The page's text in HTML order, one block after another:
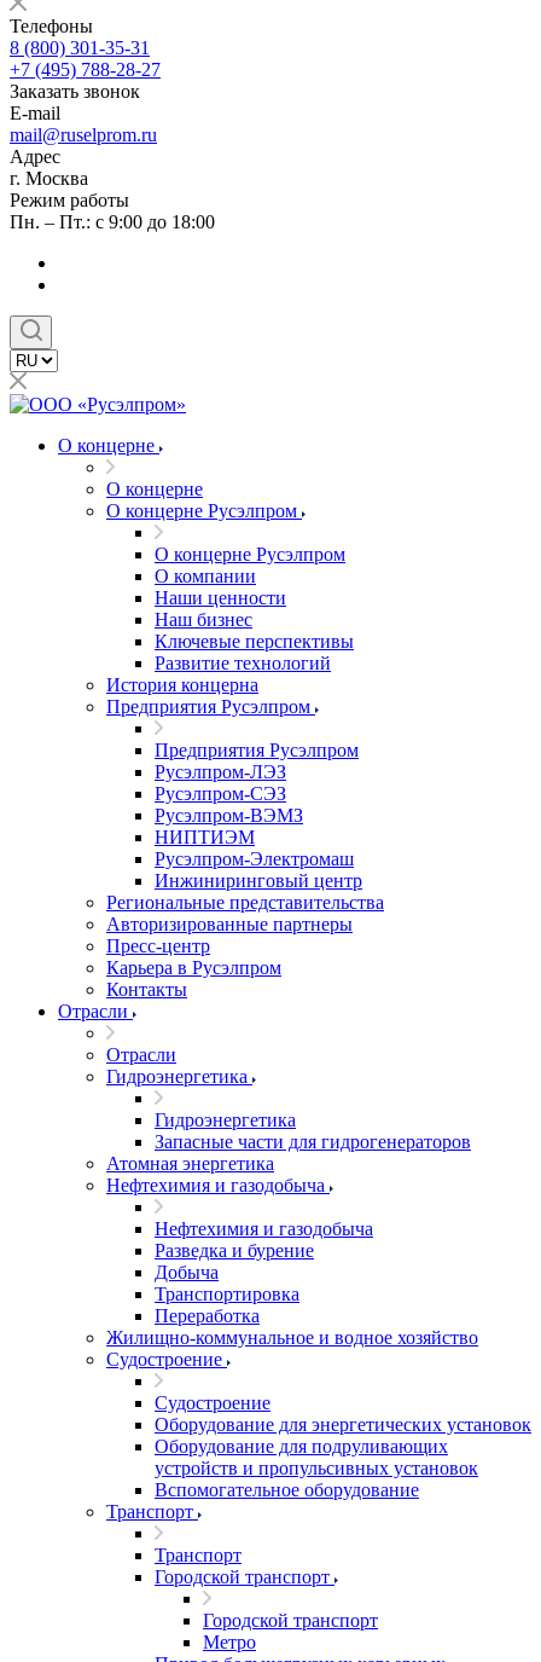
Телефоны
8 (800) 301-35-31
+7 (495) 788-28-27
Заказать звонок
E-mail
mail@ruselprom.ru
Адрес
г. Москва
Режим работы
Пн. – Пт.: с 9:00 до 18:00
О концерне
О концерне
О концерне Русэлпром
О концерне Русэлпром
О компании
Наши ценности
Наш бизнес
Ключевые перспективы
Развитие технологий
История концерна
Предприятия Русэлпром
Предприятия Русэлпром
Русэлпром-ЛЭЗ
Русэлпром-СЭЗ
Русэлпром-ВЭМЗ
НИПТИЭМ
Русэлпром-Электромаш
Инжиниринговый центр
Региональные представительства
Авторизированные партнеры
Пресс-центр
Карьера в Русэлпром
Контакты
Отрасли
Отрасли
Гидроэнергетика
Гидроэнергетика
Запасные части для гидрогенераторов
Атомная энергетика
Нефтехимия и газодобыча
Нефтехимия и газодобыча
Разведка и бурение
Добыча
Транспортировка
Переработка
Жилищно-коммунальное и водное хозяйство
Судостроение
Судостроение
Оборудование для энергетических установок
Оборудование для подруливающих
устройств и пропульсивных установок
Вспомогательное оборудование
Транспорт
Транспорт
Городской транспорт
Городской транспорт
Метро